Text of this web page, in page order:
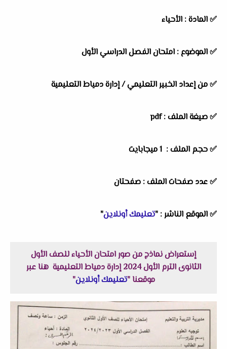
✅المادة : الأحياء
✅الموضوع : امتحان الفصل الدراسي الأول
✅من إعداد الخبير التعليمي /إدارة دمياط التعليمية
✅ صيغة الملف : pdf
✅ حجم الملف : 1 ميجابايت
✅ عدد صفحات الملف : صفحتان
✅الموقع الناشر : "تعليمك أونلاين"
إستعراض نماذج من صور امتحان الأحياء للصف الأول
الثانوى الترم الأول 2024 إدارة دمياط التعليمية هنا عبر
موقعنا "تعليمك أونلاين"